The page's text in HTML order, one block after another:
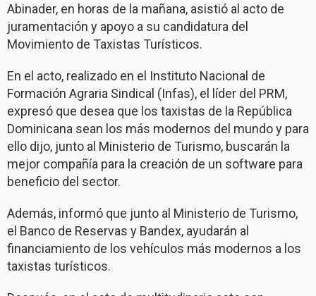
Abinader, en horas de la mañana, asistió al acto de
juramentación y apoyo a su candidatura del
Movimiento de Taxistas Turísticos.
En el acto, realizado en el Instituto Nacional de
Formación Agraria Sindical (Infas), el líder del PRM,
expresó que desea que los taxistas de la República
Dominicana sean los más modernos del mundo y para
ello dijo, junto al Ministerio de Turismo, buscarán la
mejor compañía para la creación de un software para
beneficio del sector.
Además, informó que junto al Ministerio de Turismo,
el Banco de Reservas y Bandex, ayudarán al
financiamiento de los vehículos más modernos a los
taxistas turísticos.